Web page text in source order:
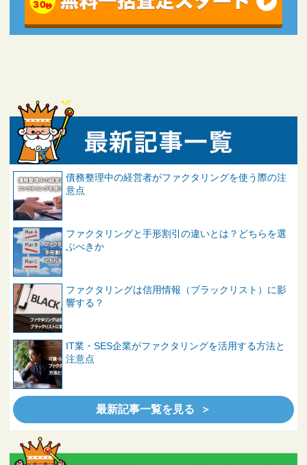
債務整理中の経営者がファクタリングを使う際の注
意点
ファクタリングと手形割引の違いとは？どちらを選
ぶべきか
ファクタリングは信用情報（ブラックリスト）に影
響する？
IT業・SES企業がファクタリングを活用する方法と
注意点
最新記事一覧を見る ＞